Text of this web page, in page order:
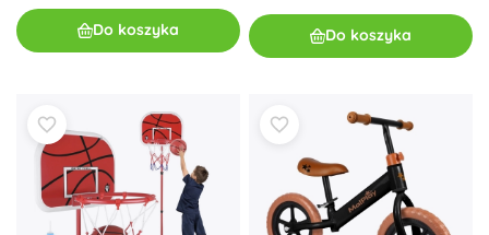
Do koszyka Do koszyka